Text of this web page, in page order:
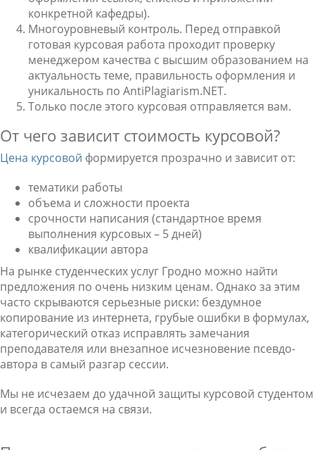
конкретной кафедры).
Многоуровневый контроль. Перед отправкой
готовая курсовая работа проходит проверку
менеджером качества с высшим образованием на
актуальность теме, правильность оформления и
уникальность по AntiPlagiarism.NET.
Только после этого курсовая отправляется вам.
От чего зависит стоимость курсовой?
Цена курсовой формируется прозрачно и зависит от:
тематики работы
объема и сложности проекта
срочности написания (стандартное время
выполнения курсовых – 5 дней)
квалификации автора
На рынке студенческих услуг Гродно можно найти
предложения по очень низким ценам. Однако за этим
часто скрываются серьезные риски: бездумное
копирование из интернета, грубые ошибки в формулах,
категорический отказ исправлять замечания
преподавателя или внезапное исчезновение псевдо-
автора в самый разгар сессии.
Мы не исчезаем до удачной защиты курсовой студентом
и всегда остаемся на связи.